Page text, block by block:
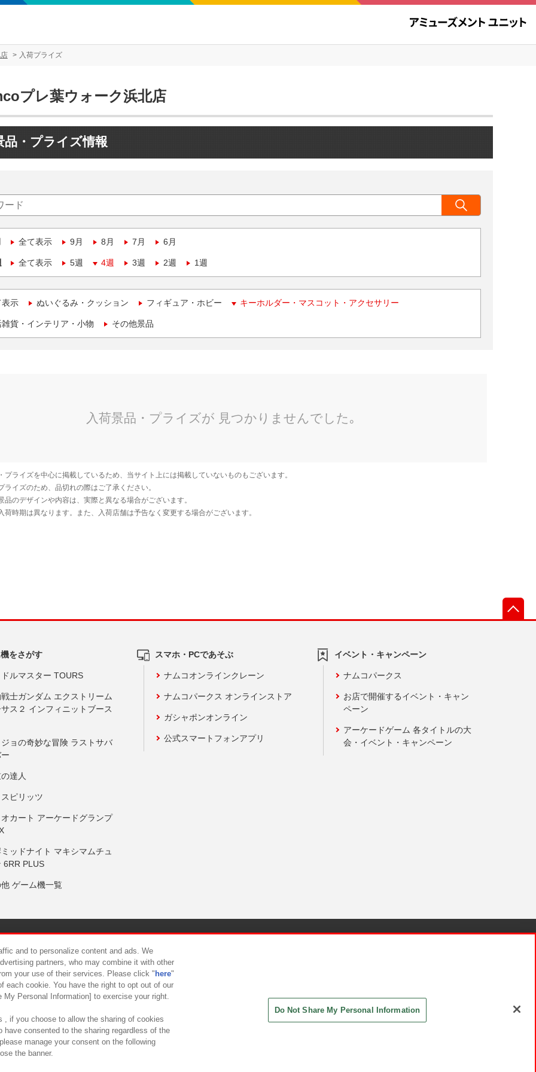
入荷プライズ
プレ葉ウォーク浜北店
品・プライズ情報
全て表示 9月 8月 7月 6月
全て表示 5週 4週 3週 2週 1週
表示 ぬいぐるみ・クッション フィギュア・ホビー キーホルダー・マスコット・アクセサリー
貨・インテリア・小物 その他景品
をさがす
ルマスター TOURS
士ガンダム エクストリーム
ス２ インフィニットブース
ョの奇妙な冒険 ラストサバ
達人
ピリッツ
カート アーケードグランプ
ッドナイト マキシマムチュ
6RR PLUS
ゲーム機一覧
スマホ・PCであそぶ
ナムコオンラインクレーン
ナムコパークス オンラインストア
ガシャポンオンライン
公式スマートフォンアプリ
イベント・キャンペーン
ナムコパークス
お店で開催するイベント・キャン
ペーン
アーケードゲーム 各タイトルの大
会・イベント・キャンペーン
について カスタマーハラスメント対応方針
and to personalize content and ads. We
partners, who may combine it with other
your use of their services. Please click " here"
each cookie. You have the right to opt out of our
Personal Information] to exercise your right.
, if you choose to allow the sharing of cookies
have consented to the sharing regardless of the
manage your consent on the following
the banner.
Do Not Share My Personal Information